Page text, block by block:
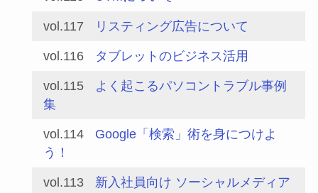
vol.117 リスティング広告について
vol.116 タブレットのビジネス活用
vol.115
よく起こるパソコントラブル事例
集
vol.114
Google「検索」術を身につけよ
う！
vol.113
新入社員向け ソーシャルメディア